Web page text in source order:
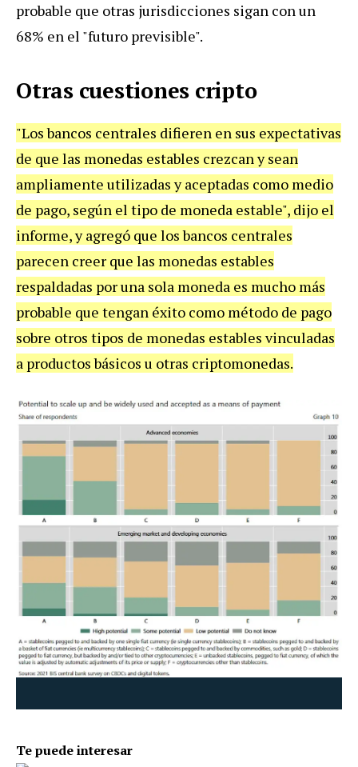
probable que otras jurisdicciones sigan con un
68% en el "futuro previsible".
Otras cuestiones cripto
"Los bancos centrales difieren en sus expectativas
de que las monedas estables crezcan y sean
ampliamente utilizadas y aceptadas como medio
de pago, según el tipo de moneda estable", dijo el
informe, y agregó que los bancos centrales
parecen creer que las monedas estables
respaldadas por una sola moneda es mucho más
probable que tengan éxito como método de pago
sobre otros tipos de monedas estables vinculadas
a productos básicos u otras criptomonedas.
Te puede interesar